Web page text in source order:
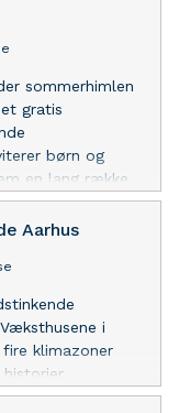
sommerhimlen
gratis
børn og
en lang række
Aarhus
i
klimazoner